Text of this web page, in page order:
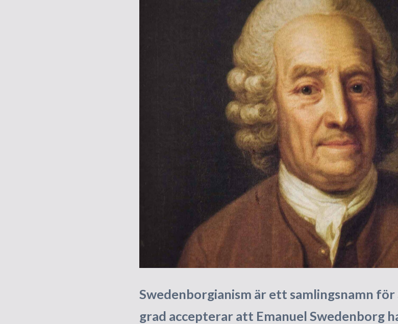
tempelbygget
Grundstenen läggs
Besök från utlandet
Invigningen
Rapporter och intryck
Internationella möten
Nytt liv i församlingen
Swedenborgianism är ett samlingsnamn för
grad accepterar att Emanuel Swedenborg